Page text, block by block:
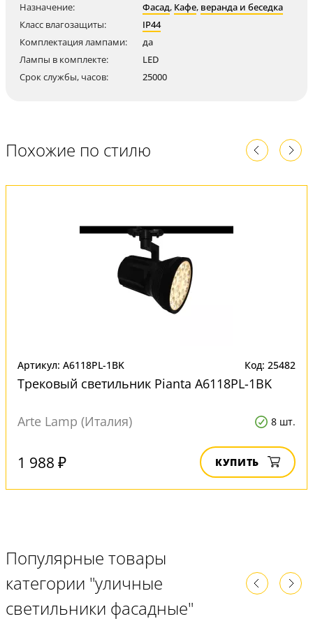
Назначение:
Фасад, Кафе, веранда и беседка
Класс влагозащиты:
IP44
Комплектация лампами:
да
Лампы в комплекте:
LED
Срок службы, часов:
25000
Похожие по стилю
Артикул: A6118PL-1BK Код: 25482
Трековый светильник Pianta A6118PL-1BK
Arte Lamp (Италия) 8 шт.
1 988 ₽ КУПИТЬ
Популярные товары
категории "уличные
светильники фасадные"